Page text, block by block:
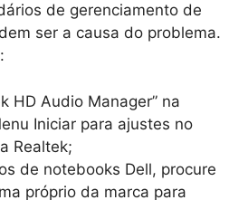
de gerenciamento de
ser a causa do problema.
HD Audio Manager” na
Iniciar para ajustes no
Realtek;
de notebooks Dell, procure
próprio da marca para